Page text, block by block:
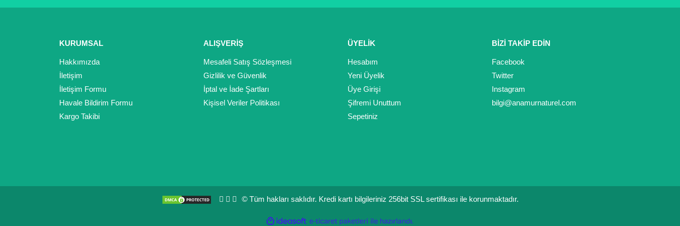
Gönder
KURUMSAL
Hakkımızda
İletişim
İletişim Formu
Havale Bildirim Formu
Kargo Takibi
ALIŞVERİŞ
Mesafeli Satış Sözleşmesi
Gizlilik ve Güvenlik
İptal ve İade Şartları
Kişisel Veriler Politikası
ÜYELİK
Hesabım
Yeni Üyelik
Üye Girişi
Şifremi Unuttum
Sepetiniz
BİZİ TAKİP EDİN
Facebook
Twitter
Instagram
bilgi@anamurnaturel.com
© Tüm hakları saklıdır. Kredi kartı bilgileriniz 256bit SSL sertifikası ile korunmaktadır.
ideasoft e-